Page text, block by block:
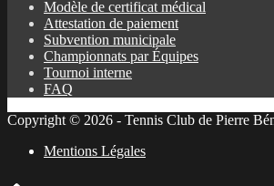
Modèle de certificat médical
Attestation de paiement
Subvention municipale
Championnats par Équipes
Tournoi interne
FAQ
Copyright © 2026 - Tennis Club de Pierre
Mentions Légales